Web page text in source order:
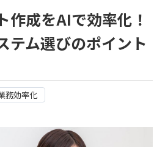
作成をAIで効率化！
テム選びのポイント
務効率化